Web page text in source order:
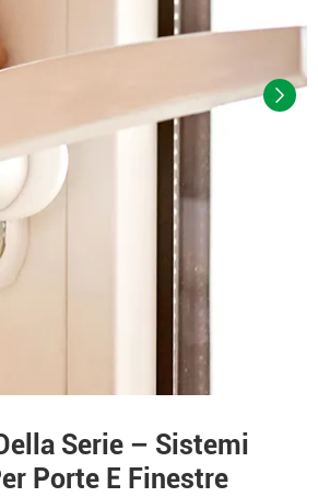
Serie – Sistemi
Porte E Finestre